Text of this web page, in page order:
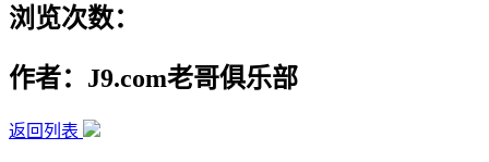
浏览次数：
作者：J9.com老哥俱乐部
返回列表